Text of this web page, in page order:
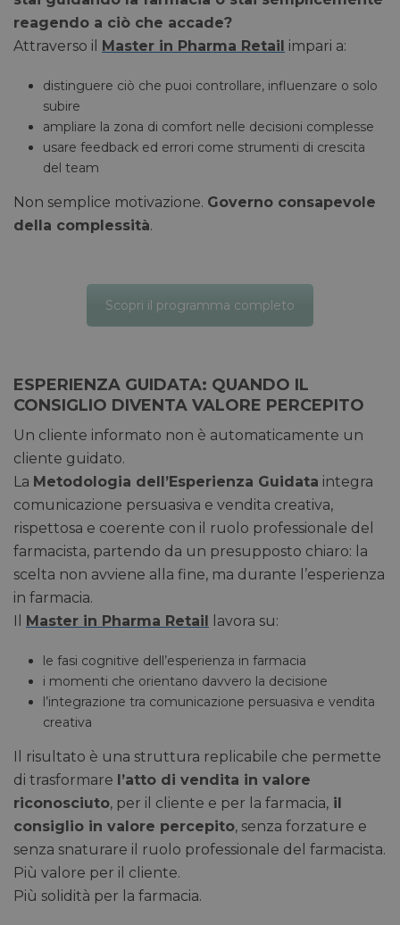
reagendo a ciò che accade?
Attraverso il Master in Pharma Retail impari a:
distinguere ciò che puoi controllare, influenzare o solo
subire
ampliare la zona di comfort nelle decisioni complesse
usare feedback ed errori come strumenti di crescita
del team
Non semplice motivazione. Governo consapevole
della complessità.
Scopri il programma completo
ESPERIENZA GUIDATA: QUANDO IL
CONSIGLIO DIVENTA VALORE PERCEPITO
Un cliente informato non è automaticamente un
cliente guidato.
La Metodologia dell’Esperienza Guidata integra
comunicazione persuasiva e vendita creativa,
rispettosa e coerente con il ruolo professionale del
farmacista, partendo da un presupposto chiaro: la
scelta non avviene alla fine, ma durante l’esperienza
in farmacia.
Il Master in Pharma Retail lavora su:
le fasi cognitive dell’esperienza in farmacia
i momenti che orientano davvero la decisione
l’integrazione tra comunicazione persuasiva e vendita
creativa
Il risultato è una struttura replicabile che permette
di trasformare l’atto di vendita in valore
riconosciuto, per il cliente e per la farmacia, il
consiglio in valore percepito, senza forzature e
senza snaturare il ruolo professionale del farmacista.
Più valore per il cliente.
Più solidità per la farmacia.